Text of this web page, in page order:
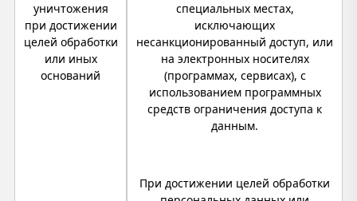
уничтожения
при достижении
целей обработки
или иных
оснований
специальных местах,
исключающих
несанкционированный доступ, или
на электронных носителях
(программах, сервисах), с
использованием программных
средств ограничения доступа к
данным.
При достижении целей обработки